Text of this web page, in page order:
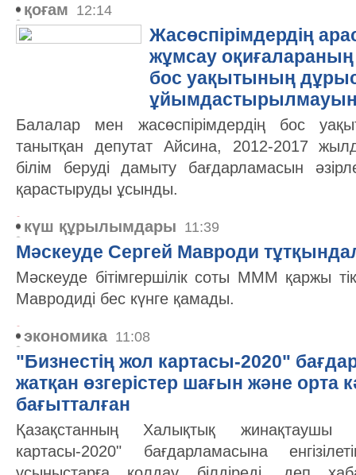
қоғам 12:14
Жасөспірімдердің
жұмсау
бос уақытының
Балалар мен жасөспірімдердің бос
танытқан депутат Айсина, 2012-2017
білім беруді дамыту бағдарламасын
қарастыруды ұсынды.
күш құрылымдары 11:39
Мәскеуде Сергей Мавроди
Мәскеуде бітімгершілік соты МММ қаржы
Мавродиді бес күнге қамады.
экономика11:08
"Бизнестің жол картасы-2020"
жатқан өзгерістер шағын және орта
бағытталған
Қазақстанның Халықтық жинақтаушы
картасы-2020" бағдарламасына